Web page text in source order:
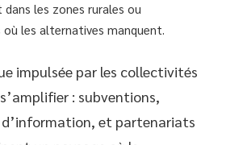
les zones rurales ou
où les alternatives manquent.
impulsée par les collectivités
: subventions,
d’information, et partenariats